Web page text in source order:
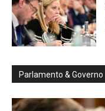
Parlamento & Governo